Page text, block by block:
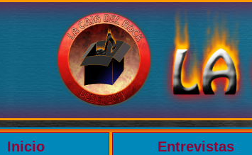
Inicio Entrevistas